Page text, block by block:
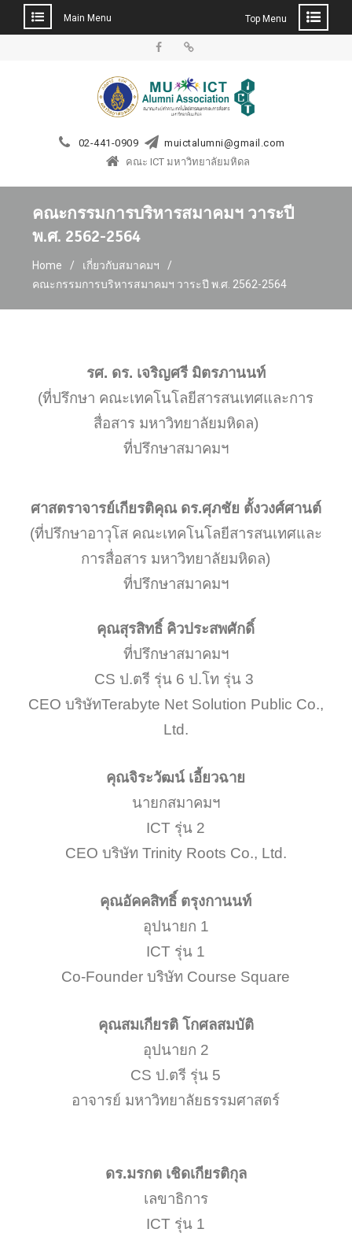
Main Menu Top Menu
02-441-0909
muictalumni@gmail.com
คณะ ICT มหาวิทยาลัยมหิดล
คณะกรรมการบริหารสมาคมฯ วาระปี
พ.ศ. 2562-2564
Home
เกี่ยวกับสมาคมฯ
คณะกรรมการบริหารสมาคมฯ วาระปี พ.ศ. 2562-2564
รศ. ดร. เจริญศรี มิตรภานนท์
(ที่ปรึกษา คณะเทคโนโลยีสารสนเทศและการ
สื่อสาร มหาวิทยาลัยมหิดล)
ที่ปรึกษาสมาคมฯ
ศาสตราจารย์เกียรติคุณ ดร.ศุภชัย ตั้งวงศ์ศานต์
(ที่ปรึกษาอาวุโส คณะเทคโนโลยีสารสนเทศและ
การสื่อสาร มหาวิทยาลัยมหิดล)
ที่ปรึกษาสมาคมฯ
คุณสุรสิทธิ์ คิวประสพศักดิ์
ที่ปรึกษาสมาคมฯ
CS ป.ตรี รุ่น 6 ป.โท รุ่น 3
CEO บริษัทTerabyte Net Solution Public Co.,
Ltd.
คุณจิระวัฒน์ เอี้ยวฉาย
นายกสมาคมฯ
ICT รุ่น 2
CEO บริษัท Trinity Roots Co., Ltd.
คุณอัคคสิทธิ์ ตรุงกานนท์
อุปนายก 1
ICT รุ่น 1
Co-Founder บริษัท Course Square
คุณสมเกียรติ โกศลสมบัติ
อุปนายก 2
CS ป.ตรี รุ่น 5
อาจารย์ มหาวิทยาลัยธรรมศาสตร์
ดร.มรกต เชิดเกียรติกุล
เลขาธิการ
ICT รุ่น 1